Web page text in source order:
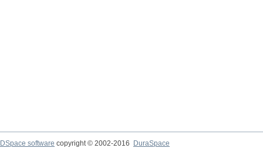
DSpace software copyright © 2002-2016
DuraSpace